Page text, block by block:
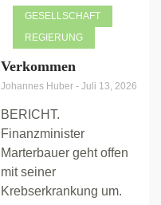
GESELLSCHAFT
REGIERUNG
Verkommen
Johannes Huber - Juli 13, 2026
BERICHT.
Finanzminister
Marterbauer geht offen
mit seiner
Krebserkrankung um.